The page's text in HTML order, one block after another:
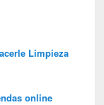
Limpieza
online